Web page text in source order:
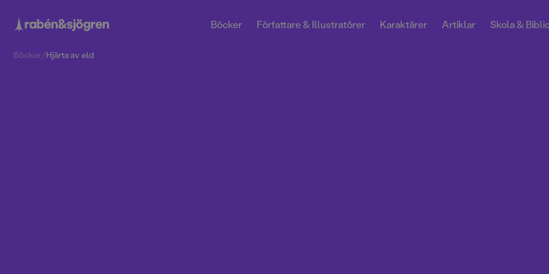
Böcker Författare & Illustratörer Karaktärer Artiklar Skola &
Böcker/Hjärta av eld